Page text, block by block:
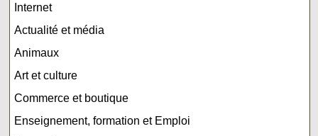
Internet
Actualité et média
Animaux
Art et culture
Commerce et boutique
Enseignement, formation et Emploi